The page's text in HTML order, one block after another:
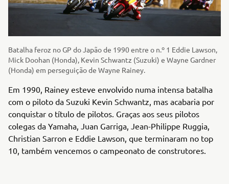
Batalha feroz no GP do Japão de 1990 entre o n.º 1 Eddie Lawson,
Mick Doohan (Honda), Kevin Schwantz (Suzuki) e Wayne Gardner
(Honda) em perseguição de Wayne Rainey.
Em 1990, Rainey esteve envolvido numa intensa batalha
com o piloto da Suzuki Kevin Schwantz, mas acabaria por
conquistar o título de pilotos. Graças aos seus pilotos
colegas da Yamaha, Juan Garriga, Jean-Philippe Ruggia,
Christian Sarron e Eddie Lawson, que terminaram no top
10, também vencemos o campeonato de construtores.